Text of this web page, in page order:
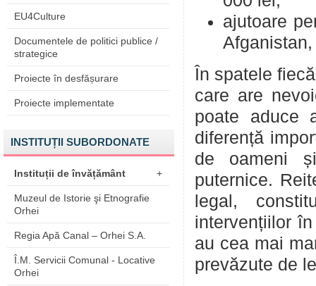
EU4Culture
Documentele de politici publice /
strategice
Proiecte în desfășurare
Proiecte implementate
INSTITUȚII SUBORDONATE
Instituții de învățământ +
Muzeul de Istorie şi Etnografie
Orhei
Regia Apă Canal – Orhei S.A.
Î.M. Servicii Comunal - Locative
Orhei
ajutoare
În spatele
care are
poate aduce
diferență
de oameni
puternice.
legal,
intervențiilor
au cea mai
prevăzute de